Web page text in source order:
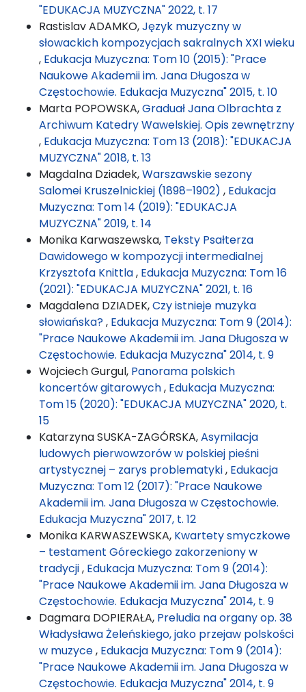
"EDUKACJA MUZYCZNA" 2022, t. 17
Rastislav ADAMKO,Język muzyczny w
słowackich kompozycjach sakralnych XXI wieku
, Edukacja Muzyczna: Tom 10 (2015): "Prace
Naukowe Akademii im. Jana Długosza w
Częstochowie. Edukacja Muzyczna" 2015, t. 10
Marta POPOWSKA,Graduał Jana Olbrachta z
Archiwum Katedry Wawelskiej. Opis zewnętrzny
, Edukacja Muzyczna: Tom 13 (2018): "EDUKACJA
MUZYCZNA" 2018, t. 13
Magdalna Dziadek,Warszawskie sezony
Salomei Kruszelnickiej (1898–1902) , Edukacja
Muzyczna: Tom 14 (2019): "EDUKACJA
MUZYCZNA" 2019, t. 14
Monika Karwaszewska, Teksty Psałterza
Dawidowego w kompozycji intermedialnej
Krzysztofa Knittla, Edukacja Muzyczna: Tom 16
(2021): "EDUKACJA MUZYCZNA" 2021, t. 16
Magdalena DZIADEK,Czy istnieje muzyka
słowiańska?, Edukacja Muzyczna: Tom 9 (2014):
"Prace Naukowe Akademii im. Jana Długosza w
Częstochowie. Edukacja Muzyczna" 2014, t. 9
Wojciech Gurgul, Panorama polskich
koncertów gitarowych, Edukacja Muzyczna:
Tom 15 (2020): "EDUKACJA MUZYCZNA" 2020, t.
15
Katarzyna SUSKA-ZAGÓRSKA,Asymilacja
ludowych pierwowzorów w polskiej pieśni
artystycznej – zarys problematyki, Edukacja
Muzyczna: Tom 12 (2017): "Prace Naukowe
Akademii im. Jana Długosza w Częstochowie.
Edukacja Muzyczna" 2017, t. 12
Monika KARWASZEWSKA, Kwartety smyczkowe
– testament Góreckiego zakorzeniony w
tradycji, Edukacja Muzyczna: Tom 9 (2014):
"Prace Naukowe Akademii im. Jana Długosza w
Częstochowie. Edukacja Muzyczna" 2014, t. 9
Dagmara DOPIERAŁA, Preludia na organy op. 38
Władysława Żeleńskiego, jako przejaw polskości
w muzyce, Edukacja Muzyczna: Tom 9 (2014):
"Prace Naukowe Akademii im. Jana Długosza w
Częstochowie. Edukacja Muzyczna" 2014, t. 9